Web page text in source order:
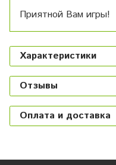
Приятной Вам игры!
Характеристики
Отзывы
Оплата и доставка